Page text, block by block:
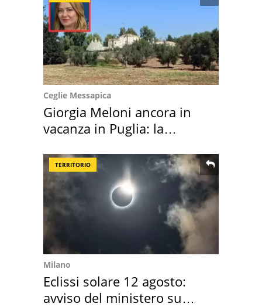
Ceglie Messapica
Giorgia Meloni ancora in
vacanza in Puglia: la
TERRITORIO
Milano
Eclissi solare 12 agosto:
avviso del ministero su